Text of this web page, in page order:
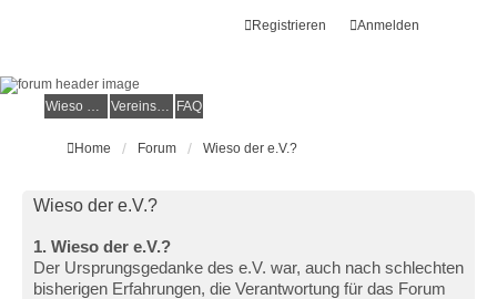
Anmelden
Registrieren
Wieso der e.V.? Vereinsmitglied werden FAQ
Home Forum Wieso der e.V.?
Wieso der e.V.?
1. Wieso der e.V.?
Der Ursprungsgedanke des e.V. war, auch nach schlechten
bisherigen Erfahrungen, die Verantwortung für das Forum